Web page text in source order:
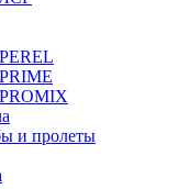
и пролеты